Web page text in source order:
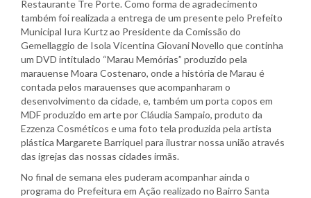
Restaurante Tre Porte. Como forma de agradecimento
também foi realizada a entrega de um presente pelo Prefeito
Municipal Iura Kurtz ao Presidente da Comissão do
Gemellaggio de Isola Vicentina Giovani Novello que continha
um DVD intitulado “Marau Memórias” produzido pela
marauense Moara Costenaro, onde a história de Marau é
contada pelos marauenses que acompanharam o
desenvolvimento da cidade, e, também um porta copos em
MDF produzido em arte por Cláudia Sampaio, produto da
Ezzenza Cosméticos e uma foto tela produzida pela artista
plástica Margarete Barriquel para ilustrar nossa união através
das igrejas das nossas cidades irmãs.
No final de semana eles puderam acompanhar ainda o
programa do Prefeitura em Ação realizado no Bairro Santa